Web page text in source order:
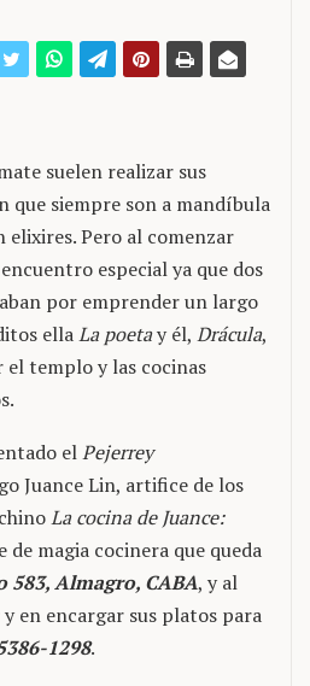
suelen realizar sus
que siempre son a mandíbula
elixires. Pero al comenzar
especial ya que dos
por emprender un largo
ellaLa poetay él, Drácula,
templo y las cocinas
elPejerrey
Juance Lin, artifice de los
La cocina de Juance:
de magia cocinera que queda
583, Almagro, CABA, y al
en encargar sus platos para
1298.